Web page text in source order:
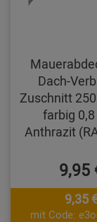
Dach-
Zuschnitt
farbig
Anthrazit
9,95
9,35
mit Code: